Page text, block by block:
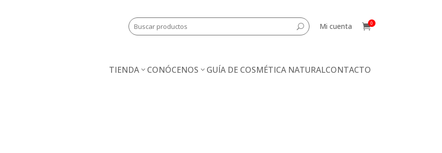
U Mi cuenta 0
TIENDA CONÓCENOS GUÍA DE COSMÉTICA NATURALCONTACTO